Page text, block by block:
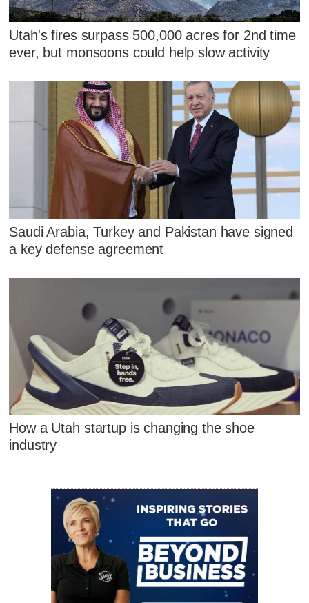
Utah's fires surpass 500,000 acres for 2nd time
ever, but monsoons could help slow activity
Saudi Arabia, Turkey and Pakistan have signed
a key defense agreement
How a Utah startup is changing the shoe
industry